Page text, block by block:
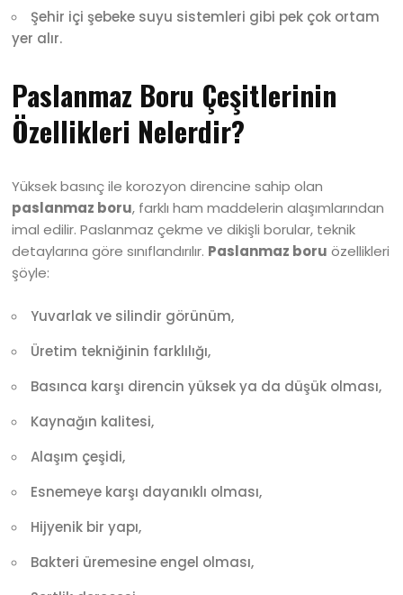
Şehir içi şebeke suyu sistemleri gibi pek çok ortam
yer alır.
Paslanmaz Boru Çeşitlerinin
Özellikleri Nelerdir?
Yüksek basınç ile korozyon direncine sahip olan
paslanmaz boru, farklı ham maddelerin alaşımlarından
imal edilir. Paslanmaz çekme ve dikişli borular, teknik
detaylarına göre sınıflandırılır. Paslanmaz boru özellikleri
şöyle:
Yuvarlak ve silindir görünüm,
Üretim tekniğinin farklılığı,
Basınca karşı direncin yüksek ya da düşük olması,
Kaynağın kalitesi,
Alaşım çeşidi,
Esnemeye karşı dayanıklı olması,
Hijyenik bir yapı,
Bakteri üremesine engel olması,